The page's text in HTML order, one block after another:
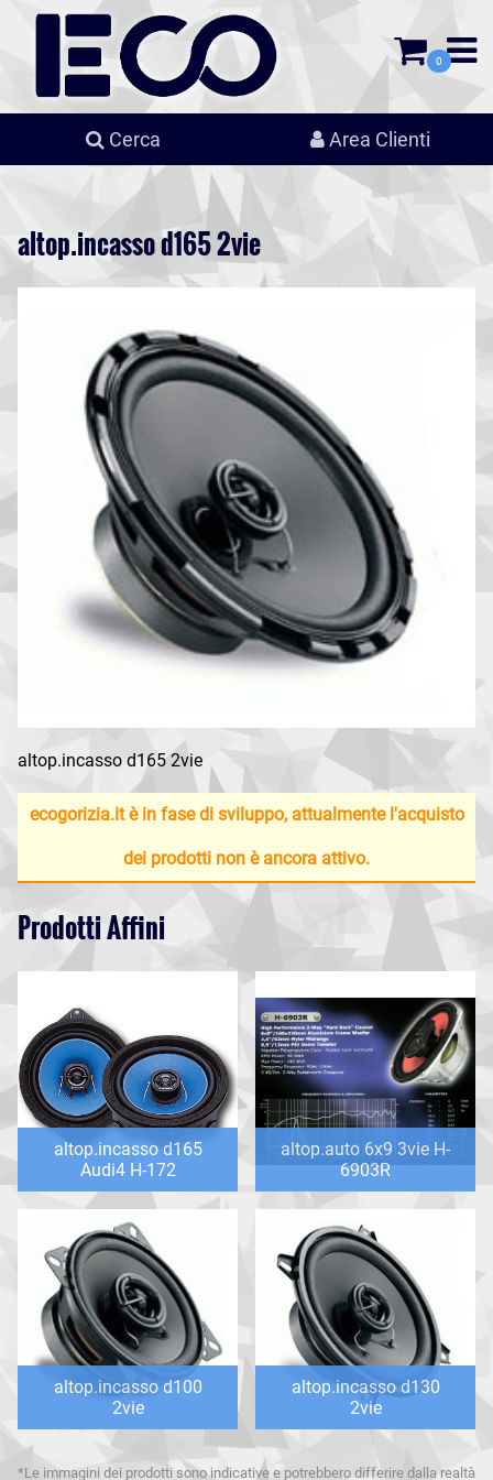
0
Cerca Area Clienti
altop.incasso d165 2vie
altop.incasso d165 2vie
ecogorizia.it è in fase di sviluppo, attualmente l'acquisto
dei prodotti non è ancora attivo.
Prodotti Affini
altop.incasso d165
Audi4 H-172
altop.auto 6x9 3vie H-
6903R
altop.incasso d100
2vie
altop.incasso d130
2vie
*Le immagini dei prodotti sono indicative e potrebbero differire dalla realtà